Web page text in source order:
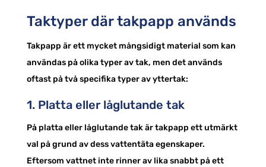
Taktyper där takpapp används
Takpapp är ett mycket mångsidigt material som kan
användas på olika typer av tak, men det används
oftast på två specifika typer av yttertak:
1. Platta eller låglutande tak
På platta eller låglutande tak är takpapp ett utmärkt
val på grund av dess vattentäta egenskaper.
Eftersom vattnet inte rinner av lika snabbt på ett